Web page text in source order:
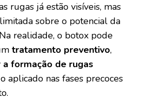
rugas já estão visíveis, mas
sobre o potencial da
realidade, o botox pode
tratamento preventivo,
a formação de rugas
aplicado nas fases precoces